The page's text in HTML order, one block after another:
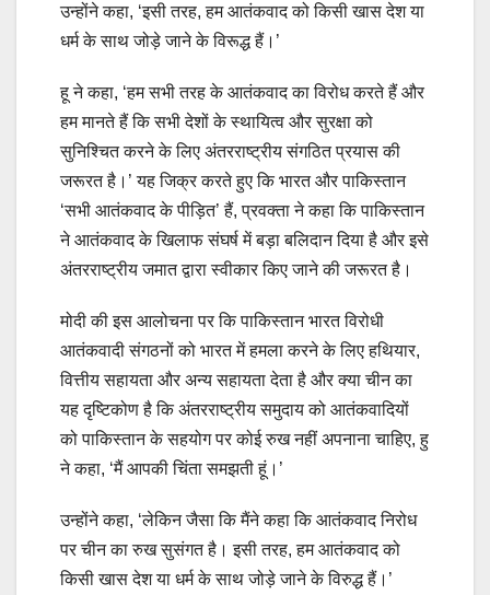
उन्होंने कहा, ‘इसी तरह, हम आतंकवाद को किसी खास देश या
धर्म के साथ जोड़े जाने के विरूद्ध हैं।’
हू ने कहा, ‘हम सभी तरह के आतंकवाद का विरोध करते हैं और
हम मानते हैं कि सभी देशों के स्थायित्व और सुरक्षा को
सुनिश्चित करने के लिए अंतरराष्ट्रीय संगठित प्रयास की
जरूरत है।’ यह जिक्र करते हुए कि भारत और पाकिस्तान
‘सभी आतंकवाद के पीड़ित’ हैं, प्रवक्ता ने कहा कि पाकिस्तान
ने आतंकवाद के खिलाफ संघर्ष में बड़ा बलिदान दिया है और इसे
अंतरराष्ट्रीय जमात द्वारा स्वीकार किए जाने की जरूरत है।
मोदी की इस आलोचना पर कि पाकिस्तान भारत विरोधी
आतंकवादी संगठनों को भारत में हमला करने के लिए हथियार,
वित्तीय सहायता और अन्य सहायता देता है और क्या चीन का
यह दृष्टिकोण है कि अंतरराष्ट्रीय समुदाय को आतंकवादियों
को पाकिस्तान के सहयोग पर कोई रुख नहीं अपनाना चाहिए, हु
ने कहा, ‘मैं आपकी चिंता समझती हूं।’
उन्होंने कहा, ‘लेकिन जैसा कि मैंने कहा कि आतंकवाद निरोध
पर चीन का रुख सुसंगत है। इसी तरह, हम आतंकवाद को
किसी खास देश या धर्म के साथ जोड़े जाने के विरुद्ध हैं।’